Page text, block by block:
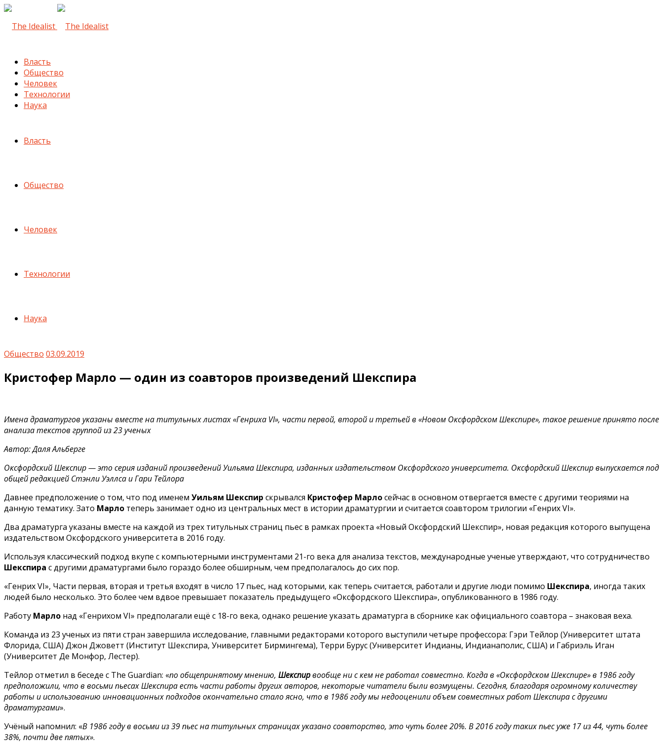
Власть
Общество
Человек
Технологии
Наука
Власть
Общество
Человек
Технологии
Наука
Общество 03.09.2019
Кристофер Марло — один из соавторов произведений Шекспира
Имена драматургов указаны вместе на титульных листах «Генриха VI», части первой, второй и третьей в «Новом Оксфордском Шекспире», такое решение принято после
анализа текстов группой из 23 ученых
Автор: Даля Альберге
Оксфордский Шекспир — это серия изданий произведений Уильяма Шекспира, изданных издательством Оксфордского университета. Оксфордский Шекспир выпускается под
общей редакцией Стэнли Уэллса и Гари Тейлора
Давнее предположение о том, что под именем Уильям Шекспир скрывался Кристофер Марлосейчас в основном отвергается вместе с другими теориями на
данную тематику. Зато Марло теперь занимает одно из центральных мест в истории драматургии и считается соавтором трилогии «Генрих VI».
Два драматурга указаны вместе на каждой из трех титульных страниц пьес в рамках проекта «Новый Оксфордский Шекспир», новая редакция которого выпущена
издательством Оксфордского университета в 2016 году.
Используя классический подход вкупе с компьютерными инструментами 21-го века для анализа текстов, международные ученые утверждают, что сотрудничество
Шекспира с другими драматургами было гораздо более обширным, чем предполагалось до сих пор.
«Генрих VI», Части первая, вторая и третья входят в число 17 пьес, над которыми, как теперь считается, работали и другие люди помимо Шекспира, иногда таких
людей было несколько. Это более чем вдвое превышает показатель предыдущего «Оксфордского Шекспира», опубликованного в 1986 году.
Работу Марло над «Генрихом VI» предполагали ещё с 18-го века, однако решение указать драматурга в сборнике как официального соавтора – знаковая веха.
Команда из 23 ученых из пяти стран завершила исследование, главными редакторами которого выступили четыре профессора: Гэри Тейлор (Университет штата
Флорида, США) Джон Джоветт (Институт Шекспира, Университет Бирмингема), Терри Бурус (Университет Индианы, Индианаполис, США) и Габриэль Иган
(Университет Де Монфор, Лестер).
Тейлор отметил в беседе с The Guardian: «по общепринятому мнению, Шекспирвообще ни с кем не работал совместно. Когда в «Оксфордском Шекспире» в 1986 году
предположили, что в восьми пьесах Шекспира есть части работы других авторов, некоторые читатели были возмущены. Сегодня, благодаря огромному количеству
работы и использованию инновационных подходов окончательно стало ясно, что в 1986 году мы недооценили объем совместных работ Шекспира с другими
драматургами».
Учёный напомнил: «В 1986 году в восьми из 39 пьес на титульных страницах указано соавторство, это чуть более 20%. В 2016 году таких пьес уже 17 из 44, чуть более
38%, почти две пятых».